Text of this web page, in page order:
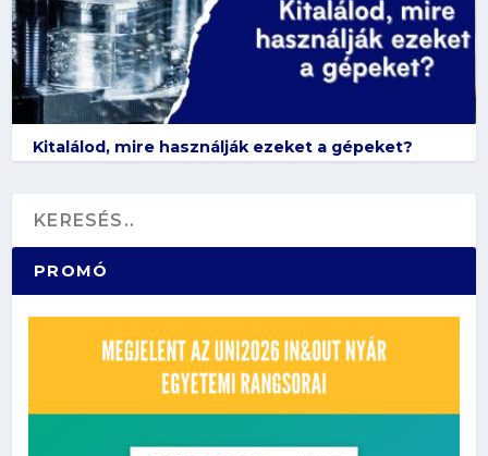
Kitalálod, mire használják ezeket a gépeket?
PROMÓ